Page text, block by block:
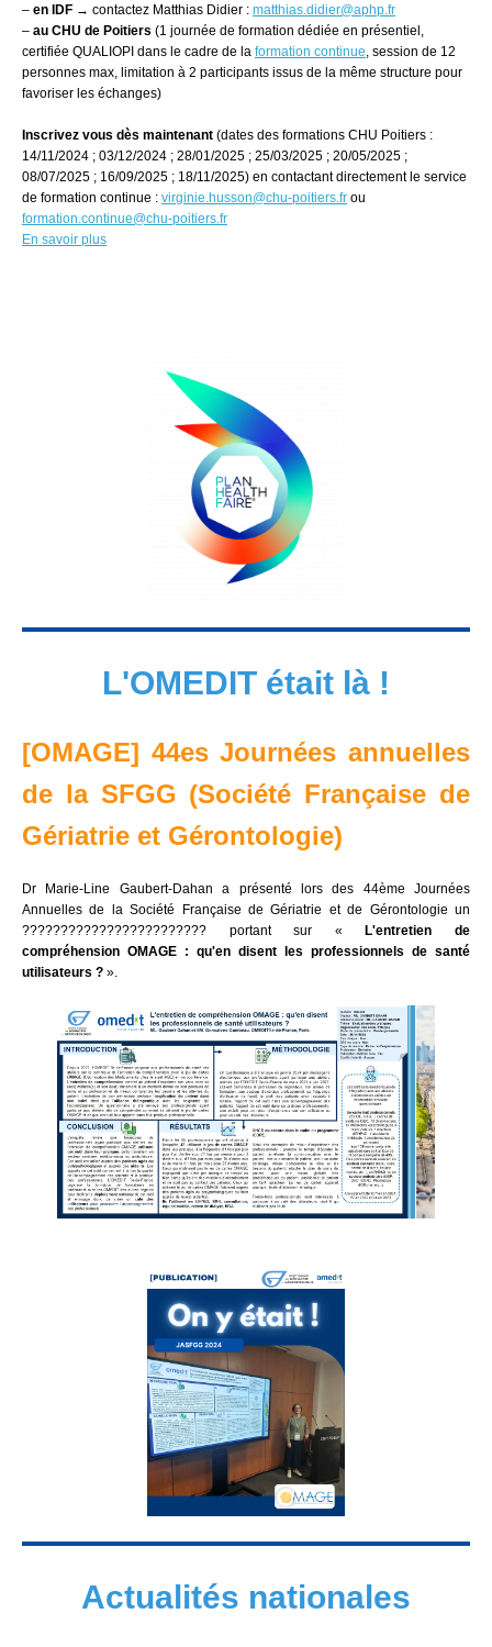
– en IDF → contactez Matthias Didier : matthias.didier@aphp.fr
– au CHU de Poitiers (1 journée de formation dédiée en présentiel,
certifiée QUALIOPI dans le cadre de la formation continue, session de 12
personnes max, limitation à 2 participants issus de la même structure pour
favoriser les échanges)
Inscrivez vous dès maintenant (dates des formations CHU Poitiers :
14/11/2024 ; 03/12/2024 ; 28/01/2025 ; 25/03/2025 ; 20/05/2025 ;
08/07/2025 ; 16/09/2025 ; 18/11/2025) en contactant directement le service
de formation continue : virginie.husson@chu-poitiers.fr ou
formation.continue@chu-poitiers.fr
En savoir plus
L'OMEDIT était là !
[OMAGE] 44es Journées annuelles
de la SFGG (Société Française de
Gériatrie et Gérontologie)
Dr Marie-Line Gaubert-Dahan
a présenté lors des 44ème Journées
Annuelles de la Société Française de Gériatrie et de Gérontologie un
???????????????????????? portant sur «
L'entretien de
compréhension OMAGE : qu'en disent les professionnels de santé
utilisateurs ? ».
Actualités nationales